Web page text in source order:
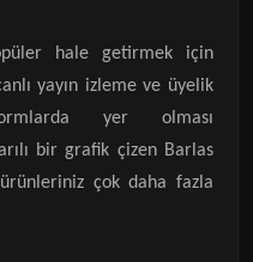
hale getirmek için
yayın izleme ve üyelik
yer olması
bir grafik çizen Barlas
çok daha fazla